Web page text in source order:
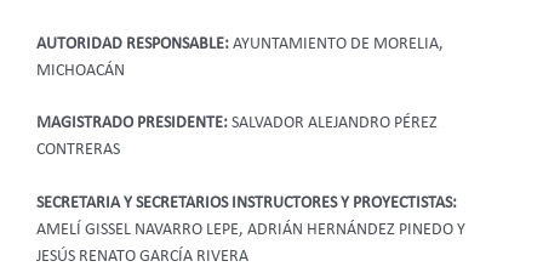
AUTORIDAD RESPONSABLE: AYUNTAMIENTO DE MORELIA,
MICHOACÁN
MAGISTRADO PRESIDENTE: SALVADOR ALEJANDRO PÉREZ
CONTRERAS
SECRETARIA Y SECRETARIOS INSTRUCTORES Y PROYECTISTAS:
AMELÍ GISSEL NAVARRO LEPE, ADRIÁN HERNÁNDEZ PINEDO Y
JESÚS RENATO GARCÍA RIVERA